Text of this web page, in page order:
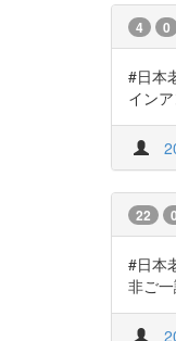
4 0
#日本
イン
22 0
#日本
非ご